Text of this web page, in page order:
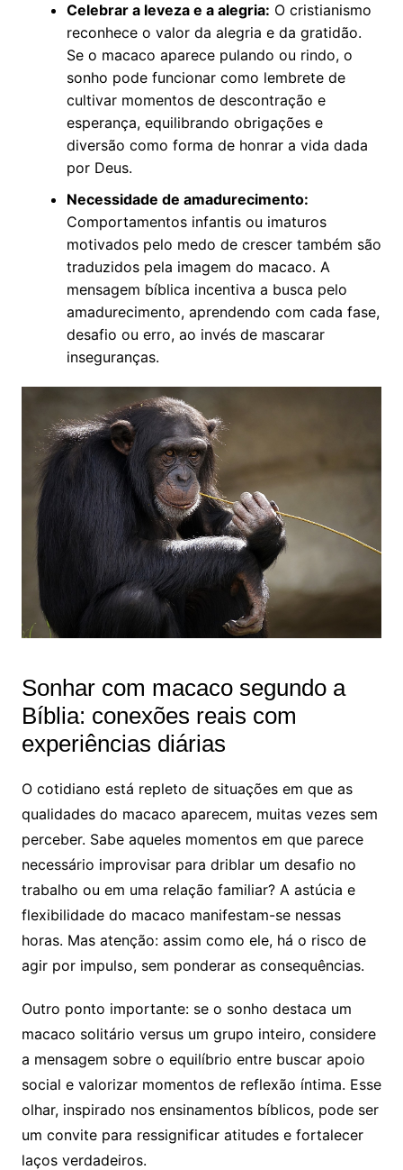
Celebrar a leveza e a alegria: O cristianismo
reconhece o valor da alegria e da gratidão.
Se o macaco aparece pulando ou rindo, o
sonho pode funcionar como lembrete de
cultivar momentos de descontração e
esperança, equilibrando obrigações e
diversão como forma de honrar a vida dada
por Deus.
Necessidade de amadurecimento:
Comportamentos infantis ou imaturos
motivados pelo medo de crescer também são
traduzidos pela imagem do macaco. A
mensagem bíblica incentiva a busca pelo
amadurecimento, aprendendo com cada fase,
desafio ou erro, ao invés de mascarar
inseguranças.
Sonhar com macaco segundo a
Bíblia: conexões reais com
experiências diárias
O cotidiano está repleto de situações em que as
qualidades do macaco aparecem, muitas vezes sem
perceber. Sabe aqueles momentos em que parece
necessário improvisar para driblar um desafio no
trabalho ou em uma relação familiar? A astúcia e
flexibilidade do macaco manifestam-se nessas
horas. Mas atenção: assim como ele, há o risco de
agir por impulso, sem ponderar as consequências.
Outro ponto importante: se o sonho destaca um
macaco solitário versus um grupo inteiro, considere
a mensagem sobre o equilíbrio entre buscar apoio
social e valorizar momentos de reflexão íntima. Esse
olhar, inspirado nos ensinamentos bíblicos, pode ser
um convite para ressignificar atitudes e fortalecer
laços verdadeiros.